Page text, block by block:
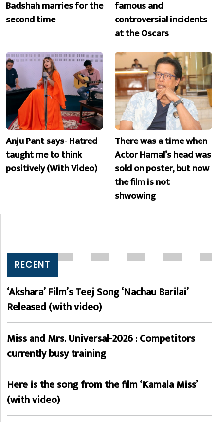
Badshah marries for the
second time
famous and
controversial incidents
at the Oscars
Anju Pant says- Hatred
taught me to think
positively (With Video)
There was a time when
Actor Hamal’s head was
sold on poster, but now
the film is not
shwowing
RECENT
‘Akshara’ Film’s Teej Song ‘Nachau Barilai’
Released (with video)
Miss and Mrs. Universal-2026 : Competitors
currently busy training
Here is the song from the film ‘Kamala Miss’
(with video)